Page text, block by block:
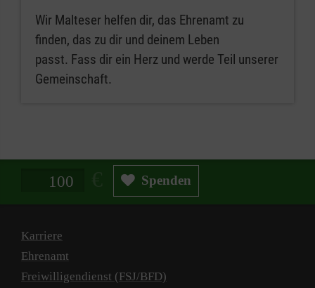
Wir Malteser helfen dir, das Ehrenamt zu
finden, das zu dir und deinem Leben
passt. Fass dir ein Herz und werde Teil unserer
Gemeinschaft.
Spendenbetrag in Euro Spenden
Karriere
Ehrenamt
Freiwilligendienst (FSJ/BFD)